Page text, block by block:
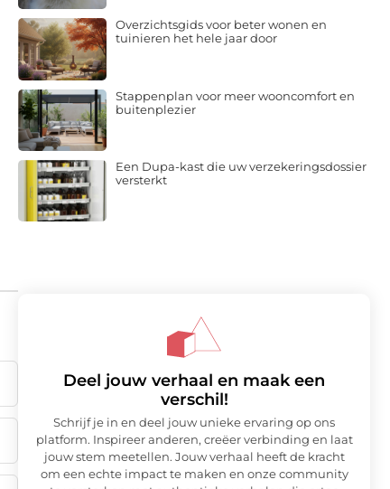
Overzichtsgids voor beter wonen en
tuinieren het hele jaar door
Stappenplan voor meer wooncomfort en
buitenplezier
Een Dupa-kast die uw verzekeringsdossier
versterkt
Deel jouw verhaal en maak een
verschil!
Schrijf je in en deel jouw unieke ervaring op ons
platform. Inspireer anderen, creëer verbinding en laat
jouw stem meetellen. Jouw verhaal heeft de kracht
om een echte impact te maken en onze community